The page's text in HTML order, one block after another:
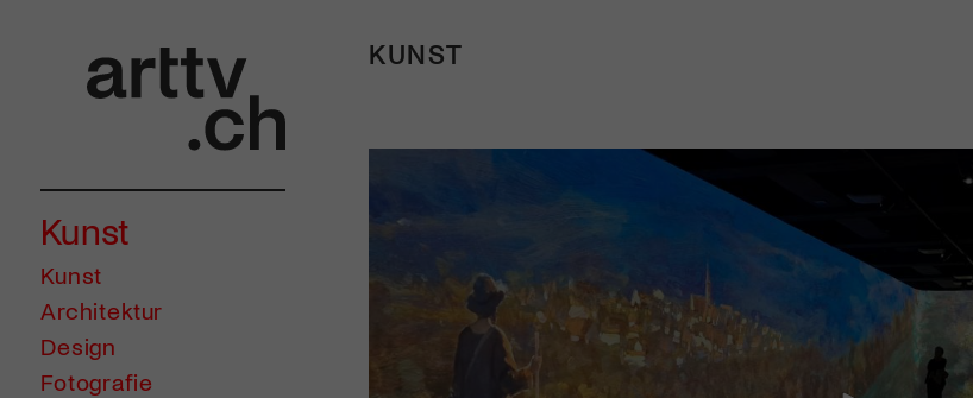
Kunst
Kunst
Architektur
Design
Fotografie
KUNST